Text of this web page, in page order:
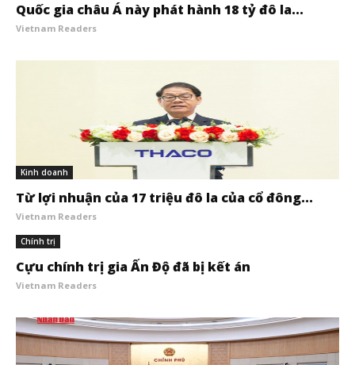
Quốc gia châu Á này phát hành 18 tỷ đô la...
Vietnam Readers
Kinh doanh
Từ lợi nhuận của 17 triệu đô la của cổ đông...
Vietnam Readers
Chính trị
Cựu chính trị gia Ấn Độ đã bị kết án
Vietnam Readers